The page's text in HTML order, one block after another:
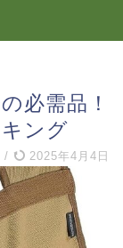
必需品！
ング
/ 2025年4月4日